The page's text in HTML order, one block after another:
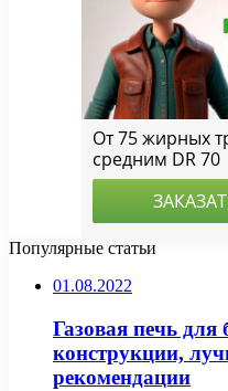
Популярные статьи
01.08.2022
Газовая печь
конструкции,
рекомендации